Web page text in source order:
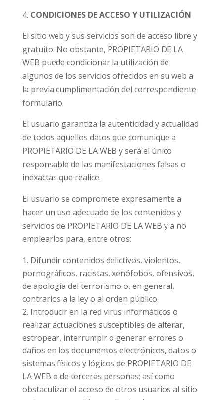
CONDICIONES DE ACCESO Y UTILIZACIÓN
El sitio web y sus servicios son de acceso libre y
gratuito. No obstante, PROPIETARIO DE LA
WEB puede condicionar la utilización de
algunos de los servicios ofrecidos en su web a
la previa cumplimentación del correspondiente
formulario.
El usuario garantiza la autenticidad y actualidad
de todos aquellos datos que comunique a
PROPIETARIO DE LA WEB y será el único
responsable de las manifestaciones falsas o
inexactas que realice.
El usuario se compromete expresamente a
hacer un uso adecuado de los contenidos y
servicios de PROPIETARIO DE LA WEB y a no
emplearlos para, entre otros:
Difundir contenidos delictivos, violentos,
pornográficos, racistas, xenófobos, ofensivos,
de apología del terrorismo o, en general,
contrarios a la ley o al orden público.
Introducir en la red virus informáticos o
realizar actuaciones susceptibles de alterar,
estropear, interrumpir o generar errores o
daños en los documentos electrónicos, datos o
sistemas físicos y lógicos de PROPIETARIO DE
LA WEB o de terceras personas; así como
obstaculizar el acceso de otros usuarios al sitio